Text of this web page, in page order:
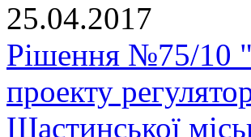
25.04.2017
Рішення №75/10
проекту
Щастинської